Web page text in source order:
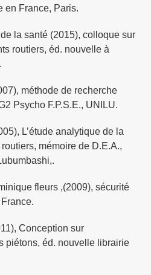
en France, Paris.
la santé (2015), colloque sur
routiers, éd. nouvelle à
méthode de recherche
Psycho F.P.S.E., UNILU.
L’étude analytique de la
mémoire de D.E.A.,
fleurs ,(2009), sécurité
Conception sur
piétons, éd. nouvelle librairie